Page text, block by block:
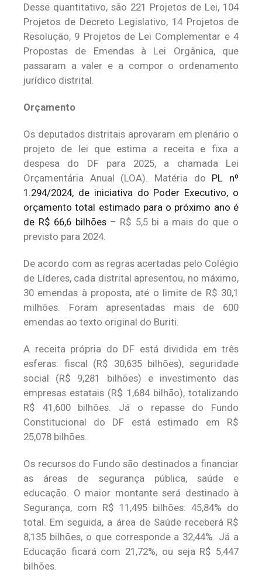
Desse quantitativo, são 221 Projetos de Lei, 104
Projetos de Decreto Legislativo, 14 Projetos de
Resolução, 9 Projetos de Lei Complementar e 4
Propostas de Emendas à Lei Orgânica, que
passaram a valer e a compor o ordenamento
jurídico distrital.
Orçamento
Os deputados distritais aprovaram em plenário o
projeto de lei que estima a receita e fixa a
despesa do DF para 2025, a chamada Lei
Orçamentária Anual (LOA). Matéria do PL nº
1.294/2024, de iniciativa do Poder Executivo, o
orçamento total estimado para o próximo ano é
de R$ 66,6 bilhões– R$ 5,5 bi a mais do que o
previsto para 2024.
De acordo com as regras acertadas pelo Colégio
de Líderes, cada distrital apresentou, no máximo,
30 emendas à proposta, até o limite de R$ 30,1
milhões. Foram apresentadas mais de 600
emendas ao texto original do Buriti.
A receita própria do DF está dividida em três
esferas: fiscal (R$ 30,635 bilhões), seguridade
social (R$ 9,281 bilhões) e investimento das
empresas estatais (R$ 1,684 bilhão), totalizando
R$ 41,600 bilhões. Já o repasse do Fundo
Constitucional do DF está estimado em R$
25,078 bilhões.
Os recursos do Fundo são destinados a financiar
as áreas de segurança pública, saúde e
educação. O maior montante será destinado à
Segurança, com R$ 11,495 bilhões: 45,84% do
total. Em seguida, a área de Saúde receberá R$
8,135 bilhões, o que corresponde a 32,44%. Já a
Educação ficará com 21,72%, ou seja R$ 5,447
bilhões.